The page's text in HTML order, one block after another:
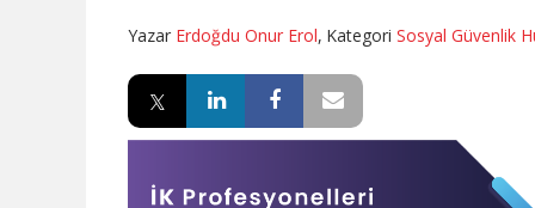
Yazar Erdoğdu Onur Erol, Kategori Sosyal Güvenlik